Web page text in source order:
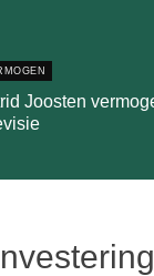
Joosten